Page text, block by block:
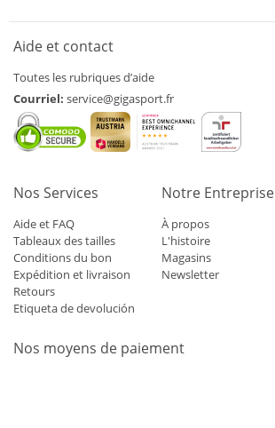
Aide et contact
Toutes les rubriques d’aide
Courriel: service@gigasport.fr
Nos Services
Aide et FAQ
Tableaux des tailles
Conditions du bon
Expédition et livraison
Retours
Etiqueta de devolución
Notre Entreprise
À propos
L'histoire
Magasins
Newsletter
Nos moyens de paiement